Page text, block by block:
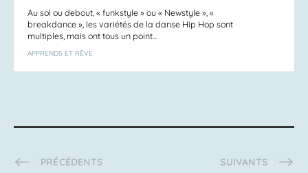
Au sol ou debout, « funkstyle » ou « Newstyle », «
breakdance », les variétés de la danse Hip Hop sont
multiples, mais ont tous un point...
APPRENDS ET RÊVE
ACTIVITÉS
PRÉCÉDENTS ACTIVITÉS
SUIVANTS